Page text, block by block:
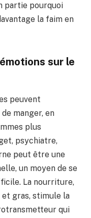
partie pourquoi
la faim en
sur le
peuvent
manger, en
plus
psychiatre,
peut être une
un moyen de se
La nourriture,
gras, stimule la
qui